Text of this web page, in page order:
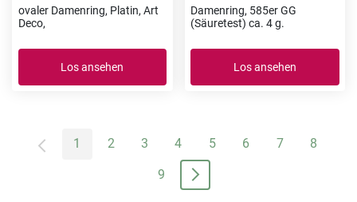
ovaler Damenring, Platin, Art
Deco,
Los ansehen
Damenring, 585er GG
(Säuretest) ca. 4 g.
Los ansehen
1 2 3 4 5 6 7 8
9